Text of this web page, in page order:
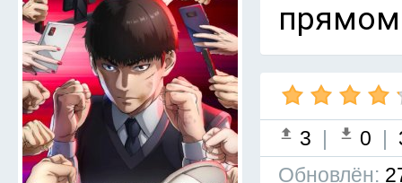
прямом
3 | 0 |
Обновлён: